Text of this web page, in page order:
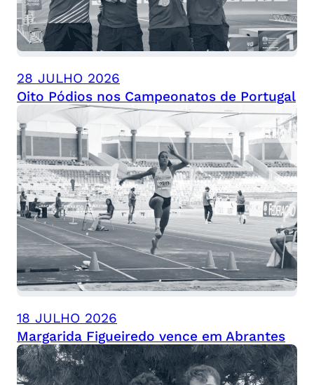
28 JULHO 2026
Oito Pódios nos Campeonatos de Portugal
18 JULHO 2026
Margarida Figueiredo vence em Abrantes